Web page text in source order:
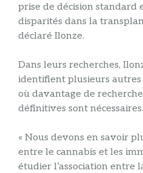
prise de décision standard
disparités dans la
déclaré Ilonze.
Dans leurs recherches,
identifient plusieurs
où davantage de
définitives sont nécessaires.
« Nous devons en savoir
entre le cannabis et les
étudier l’association entre